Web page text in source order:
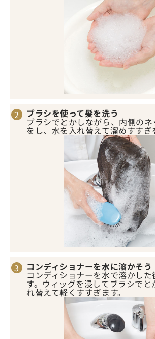
ブラシを使って髪を洗う
ブラシでとかしながら、内側の
をし、水を入れ替えて溜めすすぎ
コンディショナーを水に溶かそう
コンディショナーを水で溶かし
す。ウィッグを浸してブラシでと
れ替えて軽くすすぎます。